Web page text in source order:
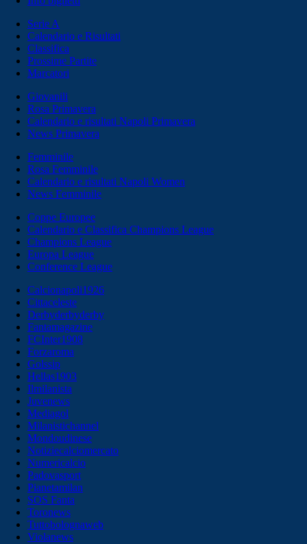
Serie A
Calendario e Risultati
Classifica
Prossime Partite
Marcatori
Giovanili
Rosa Primavera
Calendario e risultati Napoli Primavera
News Primavera
Femminile
Rosa Femminile
Calendario e risultati Napoli Women
News Femminile
Coppe Europee
Calendario e Classifica Champions League
Champions League
Europa League
Conference League
Calcionapoli1926
Cittaceleste
Derbyderbyderby
Fantamagazine
FCInter1908
Forzaroma
Golssip
Hellas1903
Ilmilanista
Juvenews
Mediagol
Milanistichannel
Mondoudinese
Notiziecalciomercato
Numericalcio
Padovasport
Pianetamilan
SOS Fanta
Toronews
Tuttobolognaweb
Violanews